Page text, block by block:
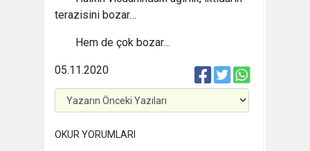
terazisini bozar…
Hem de çok bozar…
05.11.2020
OKUR YORUMLARI